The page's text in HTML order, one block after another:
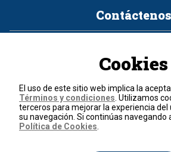
Contáctenos
Política de cookies
Términos y
© 2026, RCN Medios.
Todos los derechos
Cookies
El uso de este sitio web implica la
Términos y condiciones . Utilizamos
terceros para mejorar la experiencia del
su navegación. Si continúas navegando
Política de Cookies